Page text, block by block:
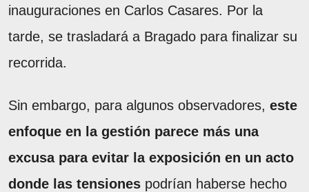
inauguraciones en Carlos Casares. Por la
tarde, se trasladará a Bragado para finalizar su
recorrida.
Sin embargo, para algunos observadores, este
enfoque en la gestión parece más una
excusa para evitar la exposición en un acto
donde las tensiones podrían haberse hecho